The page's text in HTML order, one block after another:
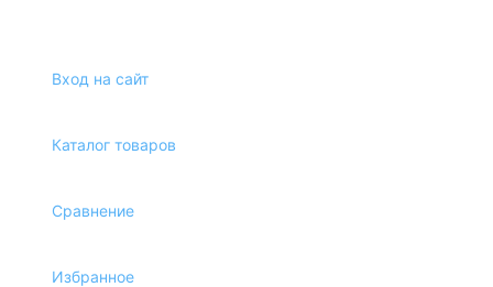
Вход на сайт
Каталог товаров
Сравнение
Избранное